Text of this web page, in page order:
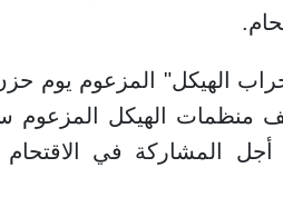
"خراب الهيكل" المزعوم
تعكف منظمات الهيكل
أجل المشاركة في